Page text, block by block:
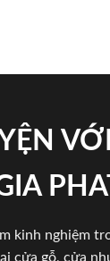
kinh nghiệm
cửa gỗ, cửa